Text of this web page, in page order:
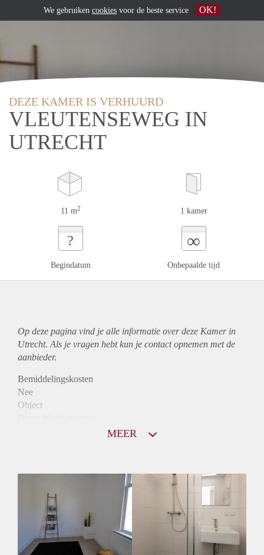
DEZE KAMER IS VERHUURD
VLEUTENSEWEG IN
UTRECHT
11 m2 1 kamer
?
Begindatum
∞
Onbepaalde tijd
Op deze pagina vind je alle informatie over deze Kamer in
Utrecht. Als je vragen hebt kun je contact opnemen met de
aanbieder.
Bemiddelingskosten
Nee
Object
Niet mogelijk
Inkomen eis
Huurtermijn
Onbepaalde termijn
MEER
We gebruiken cookies voor de beste service OK!